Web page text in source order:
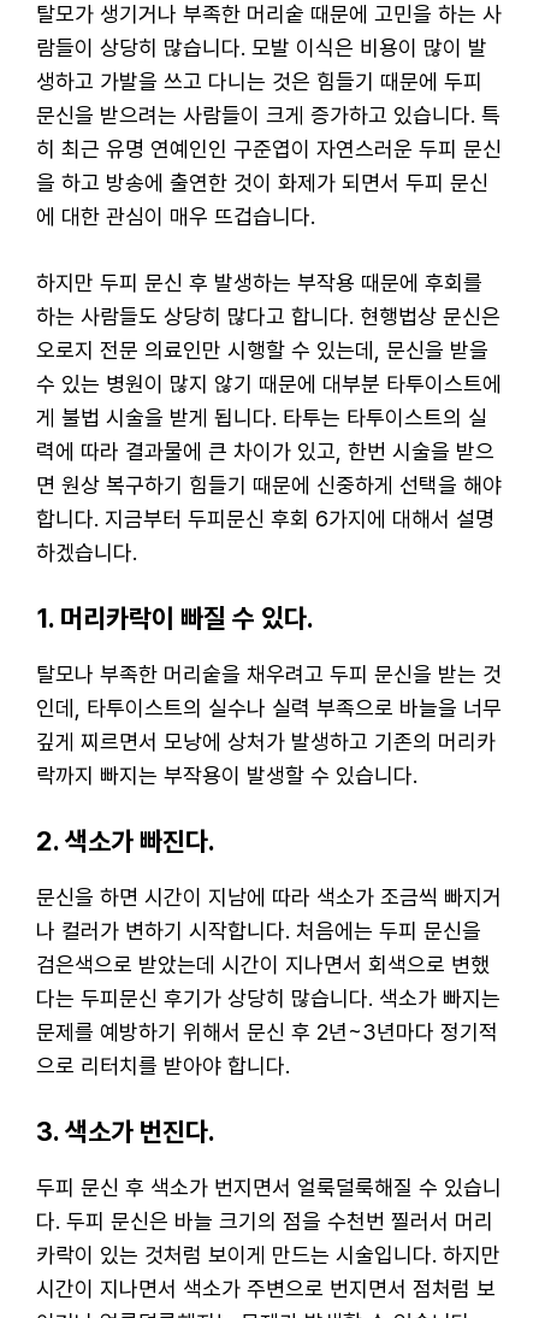
탈모가 생기거나 부족한 머리숱 때문에 고민을 하는 사
람들이 상당히 많습니다. 모발 이식은 비용이 많이 발
생하고 가발을 쓰고 다니는 것은 힘들기 때문에 두피
문신을 받으려는 사람들이 크게 증가하고 있습니다. 특
히 최근 유명 연예인인 구준엽이 자연스러운 두피 문신
을 하고 방송에 출연한 것이 화제가 되면서 두피 문신
에 대한 관심이 매우 뜨겁습니다.
하지만 두피 문신 후 발생하는 부작용 때문에 후회를
하는 사람들도 상당히 많다고 합니다. 현행법상 문신은
오로지 전문 의료인만 시행할 수 있는데, 문신을 받을
수 있는 병원이 많지 않기 때문에 대부분 타투이스트에
게 불법 시술을 받게 됩니다. 타투는 타투이스트의 실
력에 따라 결과물에 큰 차이가 있고, 한번 시술을 받으
면 원상 복구하기 힘들기 때문에 신중하게 선택을 해야
합니다. 지금부터 두피문신 후회 6가지에 대해서 설명
하겠습니다.
1. 머리카락이 빠질 수 있다.
탈모나 부족한 머리숱을 채우려고 두피 문신을 받는 것
인데, 타투이스트의 실수나 실력 부족으로 바늘을 너무
깊게 찌르면서 모낭에 상처가 발생하고 기존의 머리카
락까지 빠지는 부작용이 발생할 수 있습니다.
2. 색소가 빠진다.
문신을 하면 시간이 지남에 따라 색소가 조금씩 빠지거
나 컬러가 변하기 시작합니다. 처음에는 두피 문신을
검은색으로 받았는데 시간이 지나면서 회색으로 변했
다는 두피문신 후기가 상당히 많습니다. 색소가 빠지는
문제를 예방하기 위해서 문신 후 2년~3년마다 정기적
으로 리터치를 받아야 합니다.
3. 색소가 번진다.
두피 문신 후 색소가 번지면서 얼룩덜룩해질 수 있습니
다. 두피 문신은 바늘 크기의 점을 수천번 찔러서 머리
카락이 있는 것처럼 보이게 만드는 시술입니다. 하지만
시간이 지나면서 색소가 주변으로 번지면서 점처럼 보